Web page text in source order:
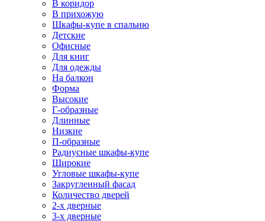
В коридор
В прихожую
Шкафы-купе в спальню
Детские
Офисные
Для книг
Для одежды
На балкон
Форма
Высокие
Г-образные
Длинные
Низкие
П-образные
Радиусные шкафы-купе
Широкие
Угловые шкафы-купе
Закругленный фасад
Количество дверей
2-х дверные
3-х дверные